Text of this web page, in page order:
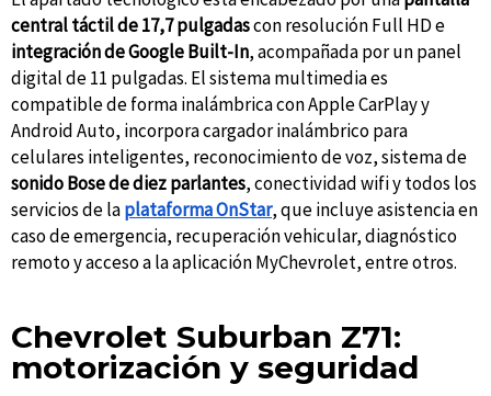
central táctil de 17,7 pulgadascon resolución Full HD e
integración de Google Built-In, acompañada por un panel
digital de 11 pulgadas. El sistema multimedia es
compatible de forma inalámbrica con Apple CarPlay y
Android Auto, incorpora cargador inalámbrico para
celulares inteligentes, reconocimiento de voz, sistema de
sonido Bose de diez parlantes, conectividad wifi y todos los
servicios de laplataforma OnStar, que incluye asistencia en
caso de emergencia, recuperación vehicular, diagnóstico
remoto y acceso a la aplicación MyChevrolet, entre otros.
Chevrolet Suburban Z71:
motorización y seguridad